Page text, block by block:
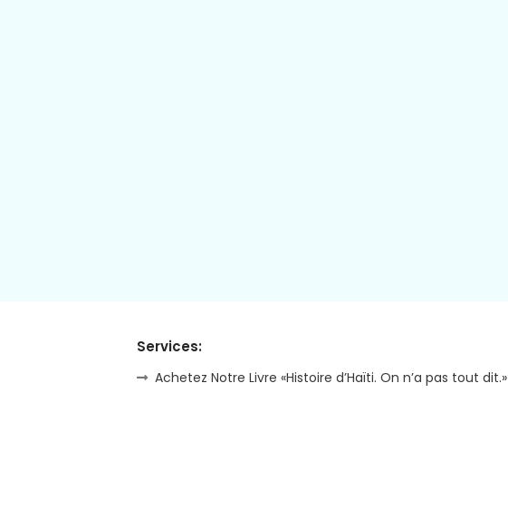
Services:
Achetez Notre Livre «Histoire d’Haïti. On n’a pas tout dit.»